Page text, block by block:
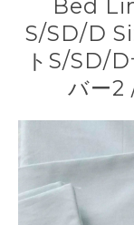
Bed
S/SD/D
トS/SD/
バー2